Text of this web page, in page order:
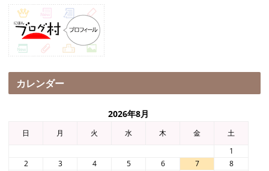
カレンダー
2026年8月
日 月 火 水 木 金
土
1
2
3 4 5 6 7
8